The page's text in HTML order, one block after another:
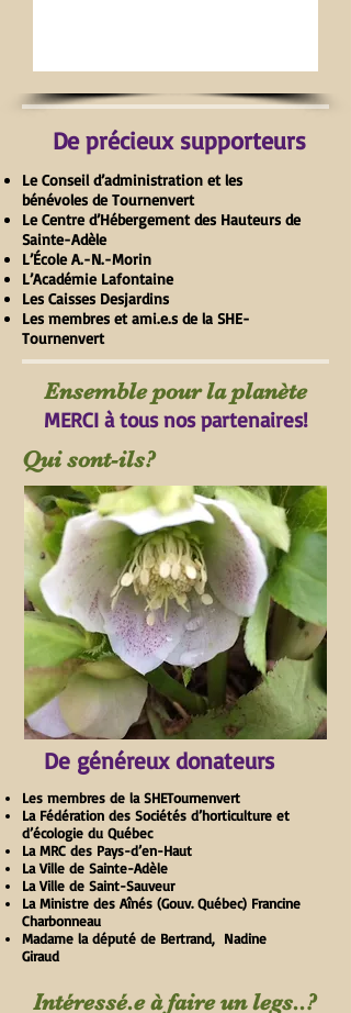
De précieux supporteurs
Le Conseil d’administration et les
bénévoles de Tournenvert
Le Centre d’Hébergement des Hauteurs de
Sainte-Adèle
L’École A.-N.-Morin
L’Académie Lafontaine
Les Caisses Desjardins
Les membres et ami.e.s de la SHE-
Tournenvert
Ensemble pour la planète
MERCI à tous nos partenaires!
Qui sont-ils?
De généreux donateurs
Les membres de la SHETournenvert
La Fédération des Sociétés d’horticulture et
d’écologie du Québec​​
La MRC des Pays-d’en-Haut
La Ville de Sainte-Adèle
La Ville de Saint-Sauveur
La Ministre des Aînés (Gouv. Québec) Francine
Charbonneau
Madame la député de Bertrand, Nadine
Giraud
Intéressé.e à faire un legs..?